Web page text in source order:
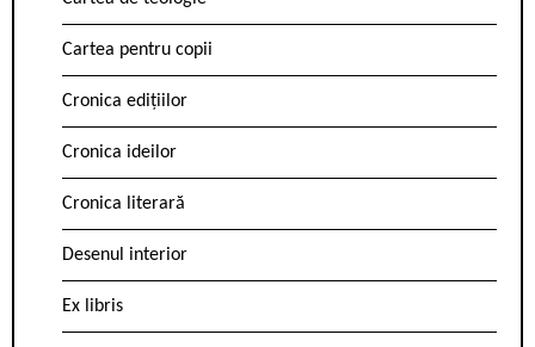
Cartea pentru copii
Cronica edițiilor
Cronica ideilor
Cronica literară
Desenul interior
Ex libris